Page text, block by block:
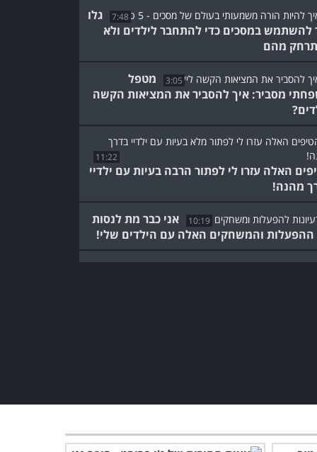
7:48
גלו
להשתמש במסכים כדי להתחבר לילדים ולא
מהם
3:05
מטפל
מסביר: איך להסביר את המציאות הקשה
11:22
האלה עזרו לי לפתור הרבה בעיות עם ילדיי
מהנה!
10:19
אני כבר מת לנסות
והמשחקים האלה עם הילדים שלי!
הילד שלכם סובל
13:40
26 טיפים וטריקים להורים
החופש